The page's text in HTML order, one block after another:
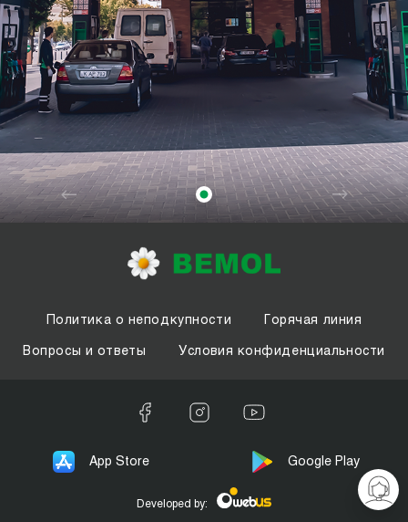
Политика о неподкупности
Горячая линия
Вопросы и ответы
Условия конфиденциальности
App Store Google Play
Developed by: